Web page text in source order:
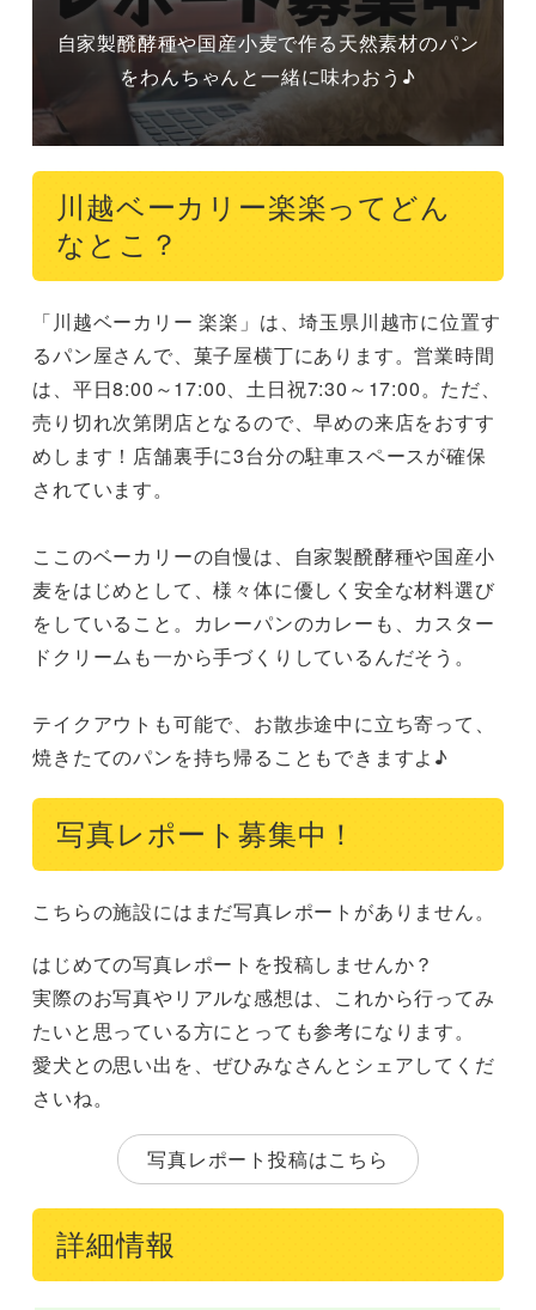
自家製醗酵種や国産小麦で作る天然素材のパン
をわんちゃんと一緒に味わおう♪
川越ベーカリー楽楽ってどん
なとこ？
「川越ベーカリー 楽楽」は、埼玉県川越市に位置す
るパン屋さんで、菓子屋横丁にあります。営業時間
は、平日8:00～17:00、土日祝7:30～17:00。ただ、
売り切れ次第閉店となるので、早めの来店をおすす
めします！店舗裏手に3台分の駐車スペースが確保
されています。
ここのベーカリーの自慢は、自家製醗酵種や国産小
麦をはじめとして、様々体に優しく安全な材料選び
をしていること。カレーパンのカレーも、カスター
ドクリームも一から手づくりしているんだそう。
テイクアウトも可能で、お散歩途中に立ち寄って、
焼きたてのパンを持ち帰ることもできますよ♪
写真レポート募集中！
こちらの施設にはまだ写真レポートがありません。
はじめての写真レポートを投稿しませんか？
実際のお写真やリアルな感想は、これから行ってみ
たいと思っている方にとっても参考になります。
愛犬との思い出を、ぜひみなさんとシェアしてくだ
さいね。
写真レポート投稿はこちら
詳細情報